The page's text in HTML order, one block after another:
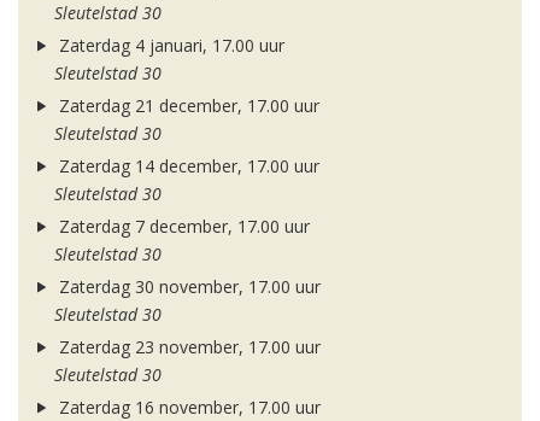
Sleutelstad 30
Zaterdag 4 januari, 17.00 uur
Sleutelstad 30
Zaterdag 21 december, 17.00 uur
Sleutelstad 30
Zaterdag 14 december, 17.00 uur
Sleutelstad 30
Zaterdag 7 december, 17.00 uur
Sleutelstad 30
Zaterdag 30 november, 17.00 uur
Sleutelstad 30
Zaterdag 23 november, 17.00 uur
Sleutelstad 30
Zaterdag 16 november, 17.00 uur